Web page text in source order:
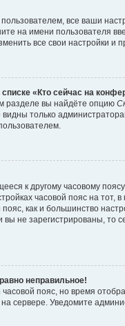
все ваши
на имени пользователя
все свои настройки и
«Кто сейчас на
разделе вы найдёте опцию
видны только
к другому часовому
часовой пояс на тот,
как и большинство
не зарегистрированы, то
неправильное!
пояс, но время
сервере. Уведомите